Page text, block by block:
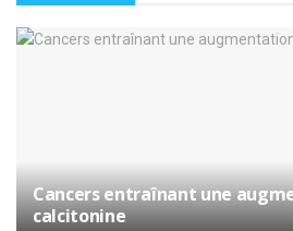
Cancers entraînant une
calcitonine